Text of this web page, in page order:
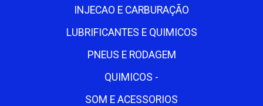
INJECAO E CARBURAÇÃO
LUBRIFICANTES E QUIMICOS
PNEUS E RODAGEM
QUIMICOS -
SOM E ACESSORIOS